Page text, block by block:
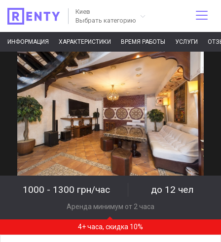
Киев
Выбрать категорию
ИНФОРМАЦИЯ ХАРАКТЕРИСТИКИ ВРЕМЯ РАБОТЫ УСЛУГИ
1000 - 1300 грн/час до 12 чел
Аренда минимум от 2 часа
4+ часа, скидка 10%